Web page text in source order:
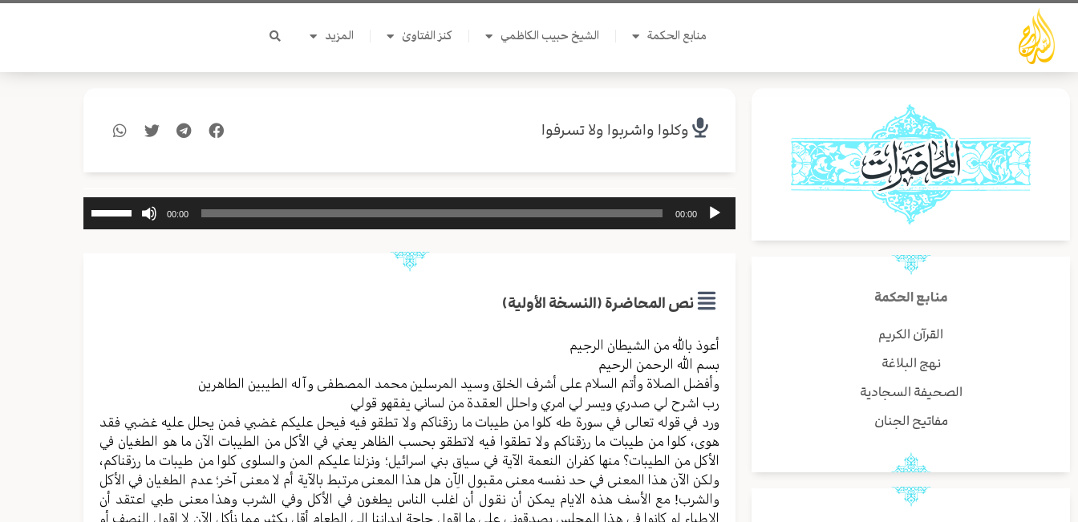
تخطي
المحتوى
منابع الحكمة الشيخ حبيب الكاظمي كنز الفتاوىٰ المزيد
منابع الحكمة
القرآن الكريم
نهج البلاغة
الصحيفة السجادية
مفاتيح الجنان
وكلوا واشربوا ولا تسرفوا
مشغل
00:00
00:00
نص المحاضرة (النسخة الأولية)
أعوذ بالله من الشیطان الرجیم
بسم الله الرحمن الرحیم
وأفضل الصلاة وأتم السلام علی أشرف الخلق وسید المرسلین محمد المصطفی وآله الطیبین الطاهرین
رب اشرح لي صدري ويسر لي امري واحلل العقدة من لساني یفقهو قولي
ورد في قوله تعالی في سورة طه کلوا من طیبات ما رزقناکم ولا تطقو فیه فیحل علیکم غضبي فمن یحلل علیه غضبي فقد
هوی، کلوا من طیبات ما رزقناکم ولا تطقوا فیه لاتطقو بحسب الظاهر يعني في الأکل من الطیبات الآن ما هو الطغیان في
الأکل من الطیبات؟ منها کفران النعمة الآية في سیاق بني اسرائیل؛ ونزلنا علیکم المن والسلوی کلوا من طیبات ما رزقناکم،
ولکن الآن هذا المعنی في حد نفسه معنی مقبول الِآن هل هذا المعنی مرتبط بالآیة أم لا معنی آخر؛ عدم الطغیان في الأکل
والشرب! مع الأسف هذه الایام یمکن أن نقول أن اغلب الناس یطغون في الأکل وفي الشرب وهذا معنی طبي اعتقد أن
الاطباء لو کانوا في هذا المجلس یصدقوني علی ما اقول حاجة ابداننا الی الطعام أقل بکثیر مما نأکل الآن لا اقول النصف أو